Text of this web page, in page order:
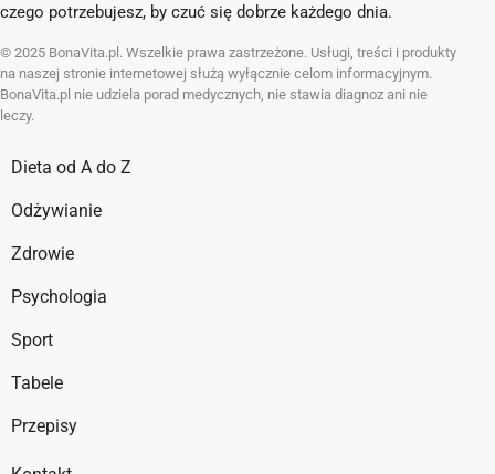
czego potrzebujesz, by czuć się dobrze każdego dnia.
© 2025 BonaVita.pl. Wszelkie prawa zastrzeżone. Usługi, treści i produkty
na naszej stronie internetowej służą wyłącznie celom informacyjnym.
BonaVita.pl nie udziela porad medycznych, nie stawia diagnoz ani nie
leczy.
Dieta od A do Z
Odżywianie
Zdrowie
Psychologia
Sport
Tabele
Przepisy